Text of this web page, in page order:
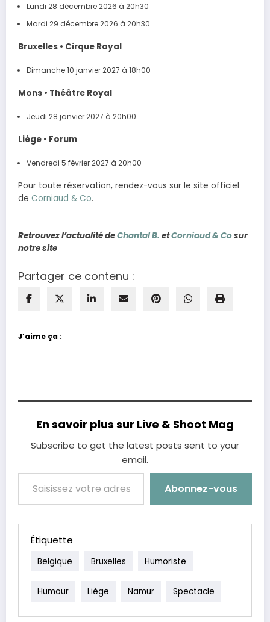
Lundi 28 décembre 2026 à 20h30
Mardi 29 décembre 2026 à 20h30
Bruxelles • Cirque Royal
Dimanche 10 janvier 2027 à 18h00
Mons • Théâtre Royal
Jeudi 28 janvier 2027 à 20h00
Liège • Forum
Vendredi 5 février 2027 à 20h00
Pour toute réservation, rendez-vous sur le site officiel
de Corniaud & Co.
Retrouvez l’actualité deChantal B. etCorniaud & Cosur
notre site
Partager ce contenu :
J’aime ça :
En savoir plus sur Live & Shoot Mag
Subscribe to get the latest posts sent to your
email.
Saisissez votre adresse e-mail…
Abonnez-vous
Étiquette
Belgique Bruxelles Humoriste
Humour Liège Namur Spectacle